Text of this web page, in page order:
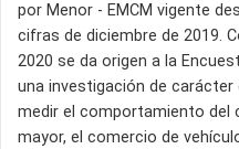
por Menor - EMCM vigente
cifras de diciembre de 2019.
2020 se da origen a la
una investigación de
medir el comportamiento del
mayor, el comercio de